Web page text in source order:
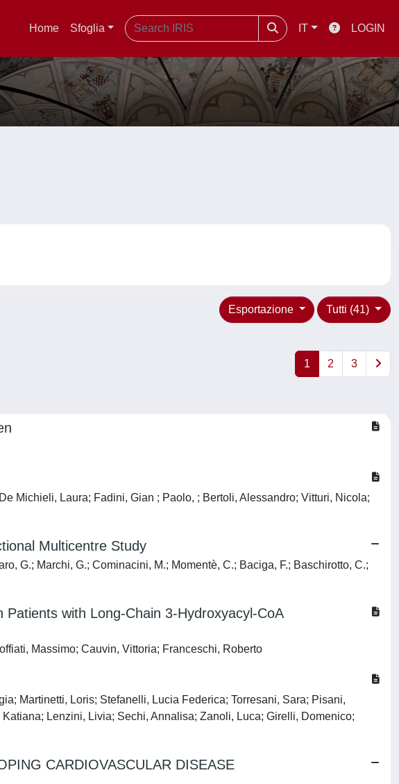
Home Sfoglia IT LOGIN
Tutti (41)
Esportazione
1 2 3
Michieli, Laura; Fadini, Gian ; Paolo, ; Bertoli, Alessandro; Vitturi, Nicola;
Multicentre Study
G.; Marchi, G.; Cominacini, M.; Momentè, C.; Baciga, F.; Baschirotto, C.;
with Long-Chain 3-Hydroxyacyl-CoA
Massimo; Cauvin, Vittoria; Franceschi, Roberto
Martinetti, Loris; Stefanelli, Lucia Federica; Torresani, Sara; Pisani,
Lenzini, Livia; Sechi, Annalisa; Zanoli, Luca; Girelli, Domenico;
CARDIOVASCULAR DISEASE